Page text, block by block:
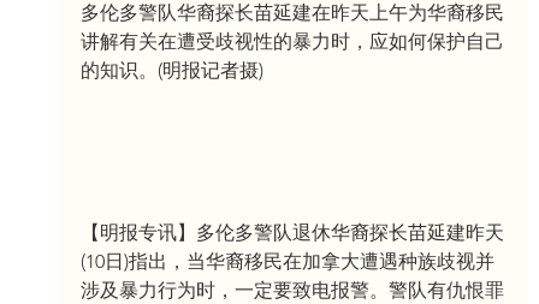
多伦多警队华裔探长苗延建在昨天上午为华裔移民
讲解有关在遭受歧视性的暴力时，应如何保护自己
的知识。(明报记者摄)
【明报专讯】多伦多警队退休华裔探长苗延建昨天
(10日)指出，当华裔移民在加拿大遭遇种族歧视并
涉及暴力行为时，一定要致电报警。警队有仇恨罪